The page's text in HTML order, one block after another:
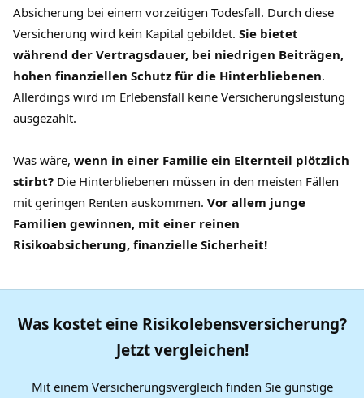
Absicherung bei einem vorzeitigen Todesfall. Durch diese
Versicherung wird kein Kapital gebildet. Sie bietet
während der Vertragsdauer, bei niedrigen Beiträgen,
hohen finanziellen Schutz für die Hinterbliebenen.
Allerdings wird im Erlebensfall keine Versicherungsleistung
ausgezahlt.
Was wäre, wenn in einer Familie ein Elternteil plötzlich
stirbt? Die Hinterbliebenen müssen in den meisten Fällen
mit geringen Renten auskommen. Vor allem junge
Familien gewinnen, mit einer reinen
Risikoabsicherung, finanzielle Sicherheit!
Was kostet eine Risikolebensversicherung?
Jetzt vergleichen!
Mit einem Versicherungsvergleich finden Sie günstige